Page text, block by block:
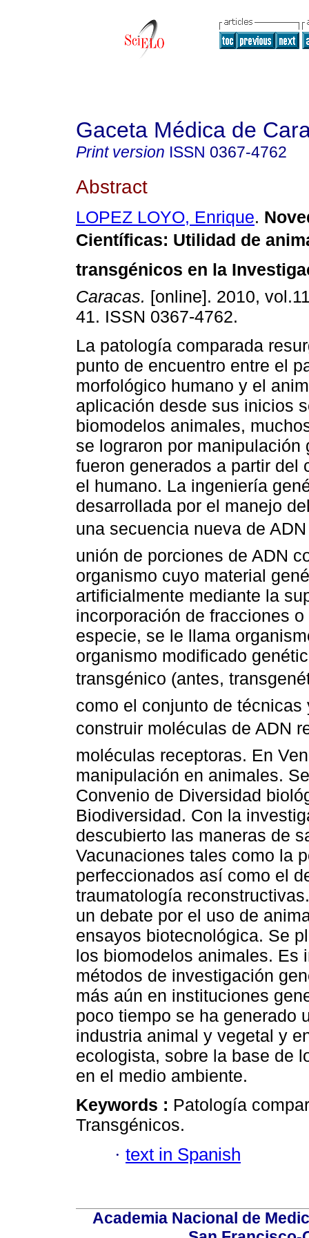
Gaceta Médica de
Print version ISSN 0367-4762
Abstract
LOPEZ LOYO, Enrique.
Científicas: Utilidad de
transgénicos en la
Caracas. [online]. 2010,
41. ISSN 0367-4762.
La patología comparada
punto de encuentro entre el
morfológico humano y el
aplicación desde sus inicios
biomodelos animales,
se lograron por
fueron generados a partir del
el humano. La ingeniería
desarrollada por el manejo
una secuencia nueva de
unión de porciones de ADN
organismo cuyo material
artificialmente mediante la
incorporación de fracciones
especie, se le llama
organismo modificado
transgénico (antes,
como el conjunto de
construir moléculas de
moléculas receptoras. En
manipulación en animales.
Convenio de Diversidad
Biodiversidad. Con la
descubierto las maneras de
Vacunaciones tales como la
perfeccionados así como el
traumatología
un debate por el uso de
ensayos biotecnológica. Se
los biomodelos animales. Es
métodos de investigación
más aún en instituciones
poco tiempo se ha generado
industria animal y vegetal y
ecologista, sobre la base de
en el medio ambiente.
Keywords : Patología
Transgénicos.
· text in Spanish
Academia Nacional de